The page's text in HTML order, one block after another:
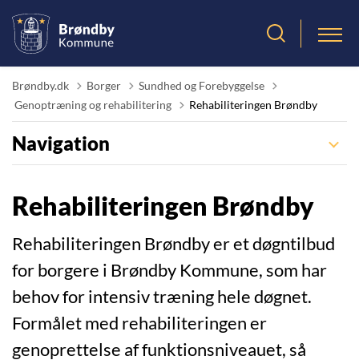
Brøndby.dk Borger
Sundhed og Forebyggelse
Tilbage til
Genoptræning og rehabilitering Rehabiliteringen Brøndby
Navigation
Rehabiliteringen Brøndby
Rehabiliteringen Brøndby er et døgntilbud
for borgere i Brøndby Kommune, som har
behov for intensiv træning hele døgnet.
Formålet med rehabiliteringen er
genoprettelse af funktionsniveauet, så